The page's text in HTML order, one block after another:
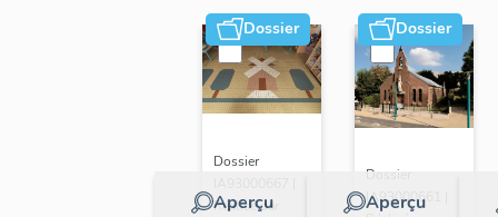
Dossier
Aperçu
Dossier
Réalisé par
Dossier
Aperçu
Dossier
IA93000661 |